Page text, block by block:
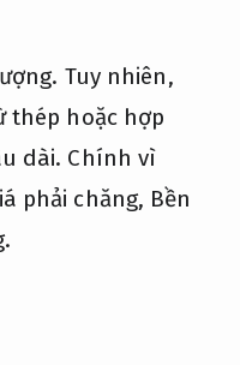
Tuy nhiên,
thép hoặc hợp
dài. Chính vì
phải chăng, Bền